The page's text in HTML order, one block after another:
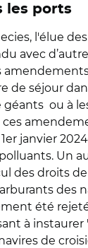
les ports
l'élue
avec
de séjour
géants ou à
janvier
Un
des droits
des
été
à instaurer
de